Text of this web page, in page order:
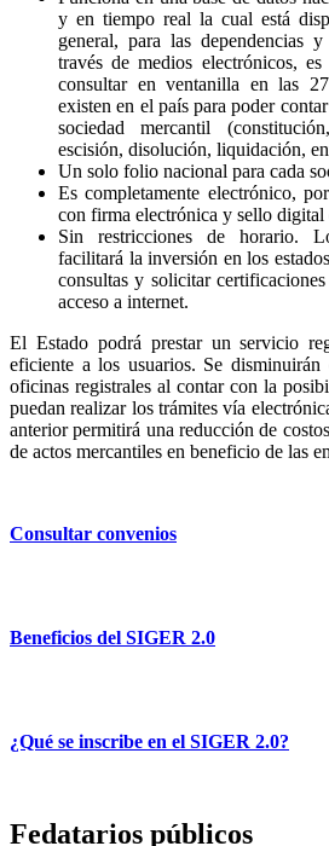
y en tiempo real la cual está
general, para las dependencias
través de medios electrónicos,
consultar en ventanilla en las
existen en el país para poder
sociedad mercantil
escisión, disolución, liquidación,
Un solo folio nacional para cada
Es completamente electrónico,
con firma electrónica y sello digital
Sin restricciones de horario.
facilitará la inversión en los
consultas y solicitar
acceso a internet.
El Estado podrá prestar un servicio
eficiente a los usuarios. Se disminuirán
oficinas registrales al contar con la
puedan realizar los trámites vía
anterior permitirá una reducción de
de actos mercantiles en beneficio de las
Consultar convenios
Beneficios del SIGER 2.0
¿Qué se inscribe en el SIGER 2.0?
Fedatarios públicos